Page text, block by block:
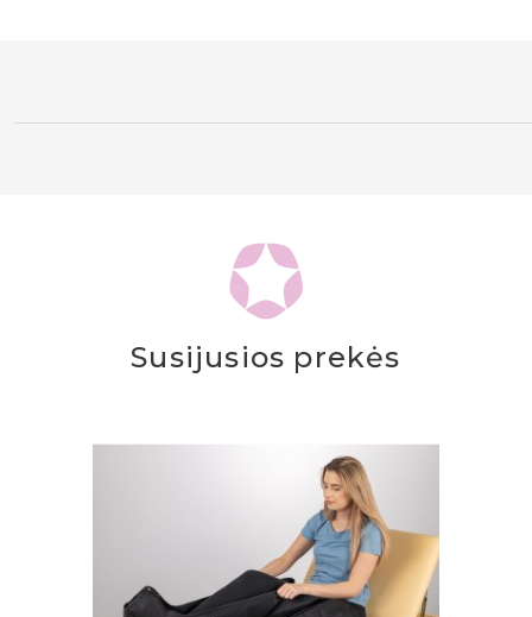
Susijusios prekės